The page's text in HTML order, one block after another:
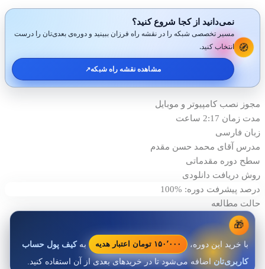
🧭
نمی‌دانید از کجا شروع کنید؟
مسیر تخصصی شبکه را در نقشه راه فرزان ببینید و دوره‌ی بعدی‌تان را درست
انتخاب کنید.
مشاهده نقشه راه شبکه↗️
مجوز نصب کامپیوتر و موبایل
مدت زمان 2:17 ساعت
زبان فارسی
مدرس
آقای محمد حسن مقدم
سطح دوره مقدماتی
روش دریافت دانلودی
درصد پیشرفت دوره: %100
حالت مطالعه
🎁
با خرید این دوره، ۱۵۰٬۰۰۰ تومان اعتبار هدیه به کیف پول حساب
کاربری‌تاناضافه می‌شود تا در خریدهای بعدی از آن استفاده کنید.